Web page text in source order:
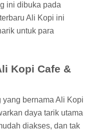
ini dibuka pada
Ali Kopi ini
untuk para
Kopi Cafe &
bernama Ali Kopi
daya tarik utama
diakses, dan tak